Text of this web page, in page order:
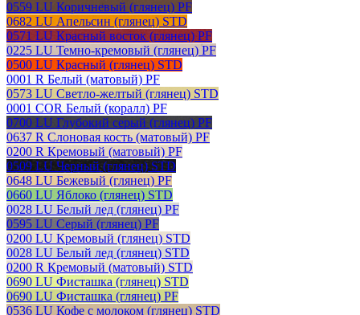
0559 LU Коричневый (глянец) PF
0682 LU Апельсин (глянец) STD
0571 LU Красный восток (глянец) PF
0225 LU Темно-кремовый (глянец) PF
0500 LU Красный (глянец) STD
0001 R Белый (матовый) PF
0573 LU Светло-желтый (глянец) STD
0001 COR Белый (коралл) PF
0700 LU Глубокий серый (глянец) PF
0637 R Слоновая кость (матовый) PF
0200 R Кремовый (матовый) PF
0509 LU Черный (глянец) STD
0648 LU Бежевый (глянец) PF
0660 LU Яблоко (глянец) STD
0028 LU Белый лед (глянец) PF
0595 LU Серый (глянец) PF
0200 LU Кремовый (глянец) STD
0028 LU Белый лед (глянец) STD
0200 R Кремовый (матовый) STD
0690 LU Фисташка (глянец) STD
0690 LU Фисташка (глянец) PF
0536 LU Кофе с молоком (глянец) STD